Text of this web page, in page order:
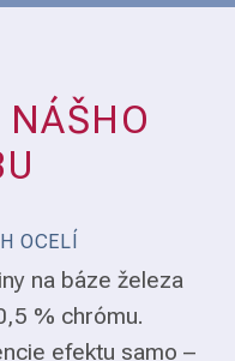
OCELÍ
na báze železa
% chrómu.
efektu samo –